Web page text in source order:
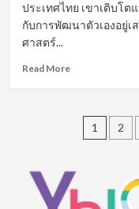
กำลัง
มา
วงการ
ประเทศไทย เขาเติบโ
กับการพัฒนาตัวเองอยู่เ
ศาสตร์...
Read MoreRead
วิทย์
พริ้ม
นัก
เพาะ
Posts
1 2